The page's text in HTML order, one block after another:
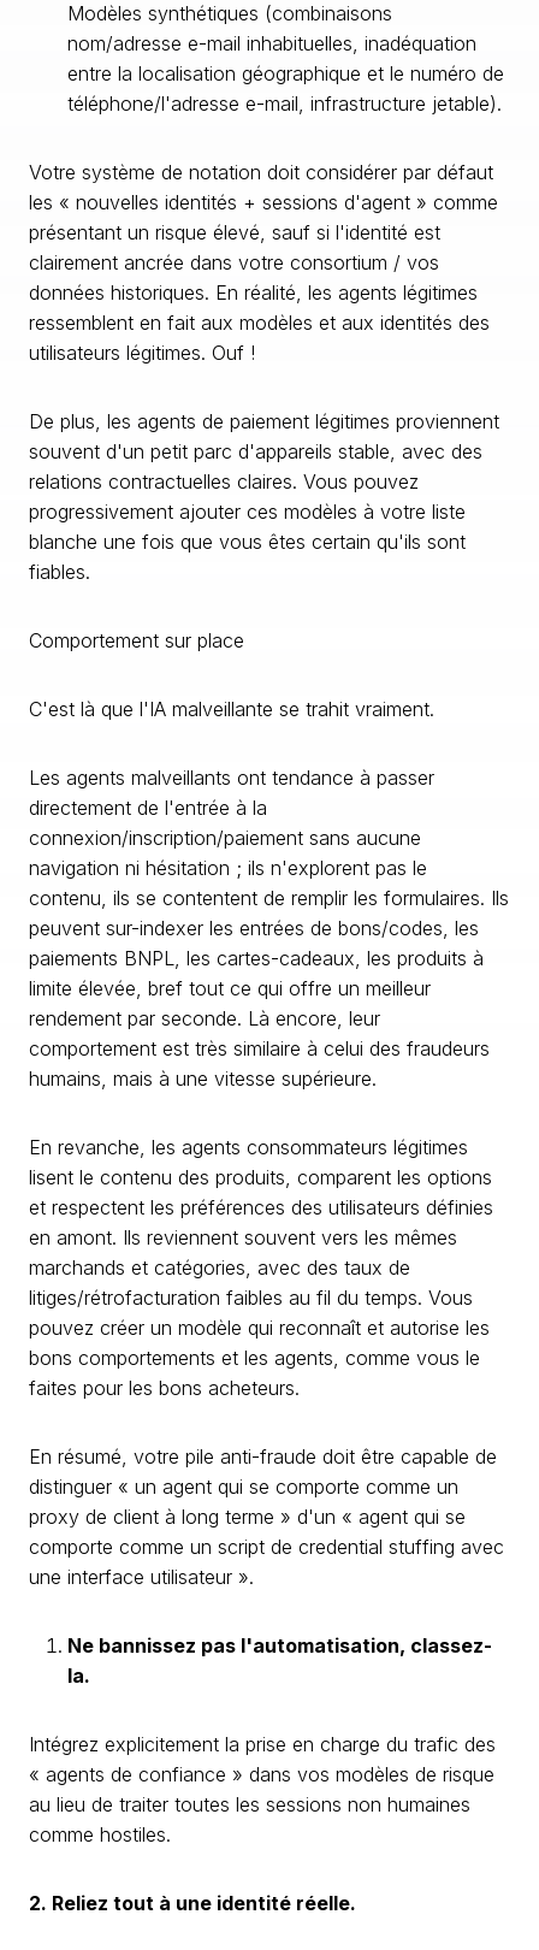
Modèles synthétiques (combinaisons
nom/adresse e-mail inhabituelles, inadéquation
entre la localisation géographique et le numéro de
téléphone/l'adresse e-mail, infrastructure jetable).
Votre système de notation doit considérer par défaut
les « nouvelles identités + sessions d'agent » comme
présentant un risque élevé, sauf si l'identité est
clairement ancrée dans votre consortium / vos
données historiques. En réalité, les agents légitimes
ressemblent en fait aux modèles et aux identités des
utilisateurs légitimes. Ouf !
De plus, les agents de paiement légitimes proviennent
souvent d'un petit parc d'appareils stable, avec des
relations contractuelles claires. Vous pouvez
progressivement ajouter ces modèles à votre liste
blanche une fois que vous êtes certain qu'ils sont
fiables.
Comportement sur place
C'est là que l'IA malveillante se trahit vraiment.
Les agents malveillants ont tendance à passer
directement de l'entrée à la
connexion/inscription/paiement sans aucune
navigation ni hésitation ; ils n'explorent pas le
contenu, ils se contentent de remplir les formulaires. Ils
peuvent sur-indexer les entrées de bons/codes, les
paiements BNPL, les cartes-cadeaux, les produits à
limite élevée, bref tout ce qui offre un meilleur
rendement par seconde. Là encore, leur
comportement est très similaire à celui des fraudeurs
humains, mais à une vitesse supérieure.
En revanche, les agents consommateurs légitimes
lisent le contenu des produits, comparent les options
et respectent les préférences des utilisateurs définies
en amont. Ils reviennent souvent vers les mêmes
marchands et catégories, avec des taux de
litiges/rétrofacturation faibles au fil du temps. Vous
pouvez créer un modèle qui reconnaît et autorise les
bons comportements et les agents, comme vous le
faites pour les bons acheteurs.
En résumé, votre pile anti-fraude doit être capable de
distinguer « un agent qui se comporte comme un
proxy de client à long terme » d'un « agent qui se
comporte comme un script de credential stuffing avec
une interface utilisateur ».
Ne bannissez pas l'automatisation, classez-
la.
Intégrez explicitement la prise en charge du trafic des
« agents de confiance » dans vos modèles de risque
au lieu de traiter toutes les sessions non humaines
comme hostiles.
2. Reliez tout à une identité réelle.